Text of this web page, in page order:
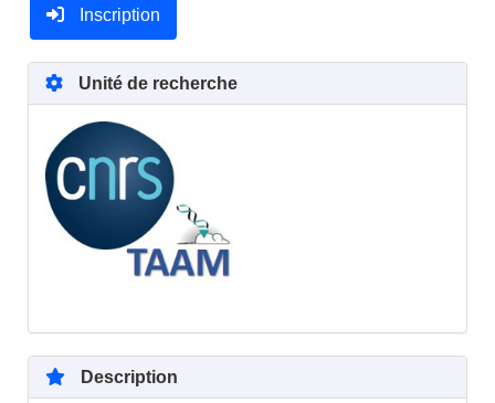
Inscription
Unité de recherche
Description